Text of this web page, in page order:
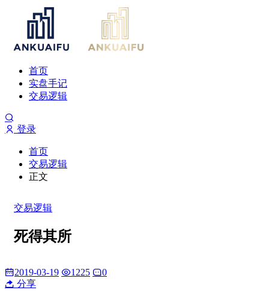
首页
实盘手记
交易逻辑
登录
首页
交易逻辑
正文
交易逻辑
死得其所
2019-03-19 1225
0
分享